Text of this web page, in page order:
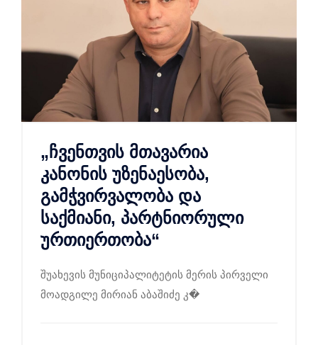
„ჩვენთვის მთავარია
კანონის უზენაესობა,
გამჭვირვალობა და
საქმიანი, პარტნიორული
ურთიერთობა“
შუახევის მუნიციპალიტეტის მერის პირველი
მოადგილე მირიან აბაშიძე კ�